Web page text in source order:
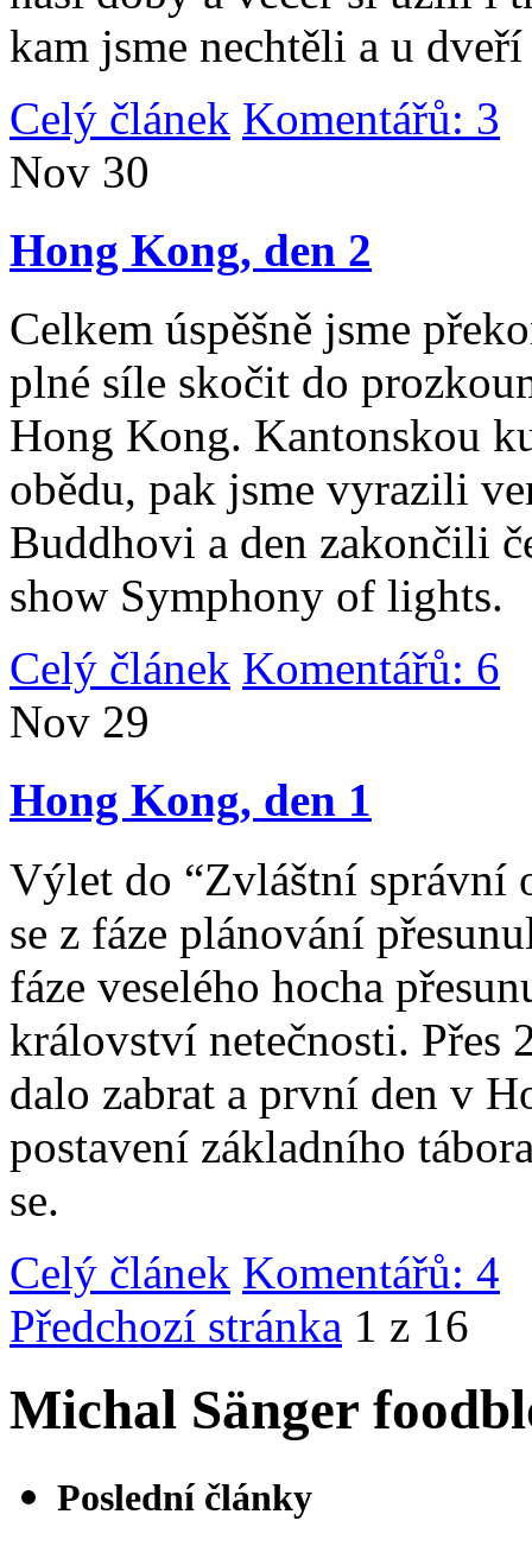
kam jsme nechtěli a u
Celý článek Komentářů: 3
Nov 30
Hong Kong, den 2
Celkem úspěšně jsme
plné síle skočit do
Hong Kong. Kantonskou
obědu, pak jsme vyrazili
Buddhovi a den zakončili
show Symphony of lights.
Celý článek Komentářů: 6
Nov 29
Hong Kong, den 1
Výlet do “Zvláštní správní
se z fáze plánování
fáze veselého hocha
království netečnosti. Přes
dalo zabrat a první den v
postavení základního
se.
Celý článek Komentářů: 4
Předchozí stránka 1 z 16
Michal Sänger
Poslední články